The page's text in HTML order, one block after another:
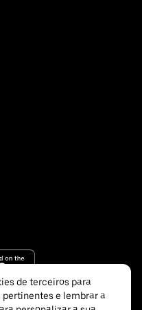
de terceiros para
e lembrar a